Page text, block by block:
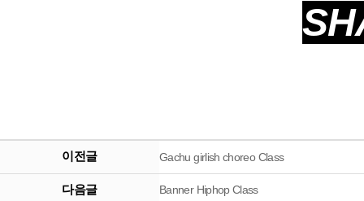
이전글 Gachu girlish choreo Class
다음글 Banner Hiphop Class